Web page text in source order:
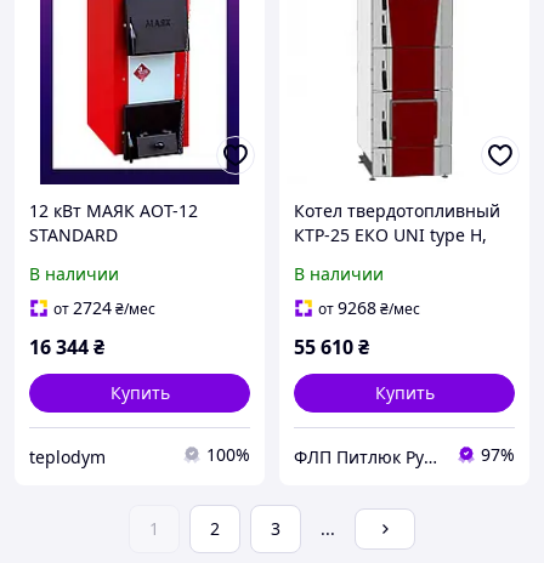
12 кВт МАЯК АОТ-12
STANDARD
В наличии
от2724₴/мес
16 344₴
Купить
teplodym 100%
Котел твердотопливный
КТР-25 ЕКО UNI type H,
В наличии
от9268₴/мес
55 610₴
Купить
ФЛП Питлюк Руслан Ярославович 97%
1 2 3 ...